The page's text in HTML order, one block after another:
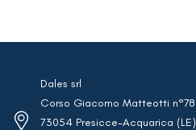
Dales srl
Corso Giacomo Matteotti n°78
73054 Presicce-Acquarica (LE)